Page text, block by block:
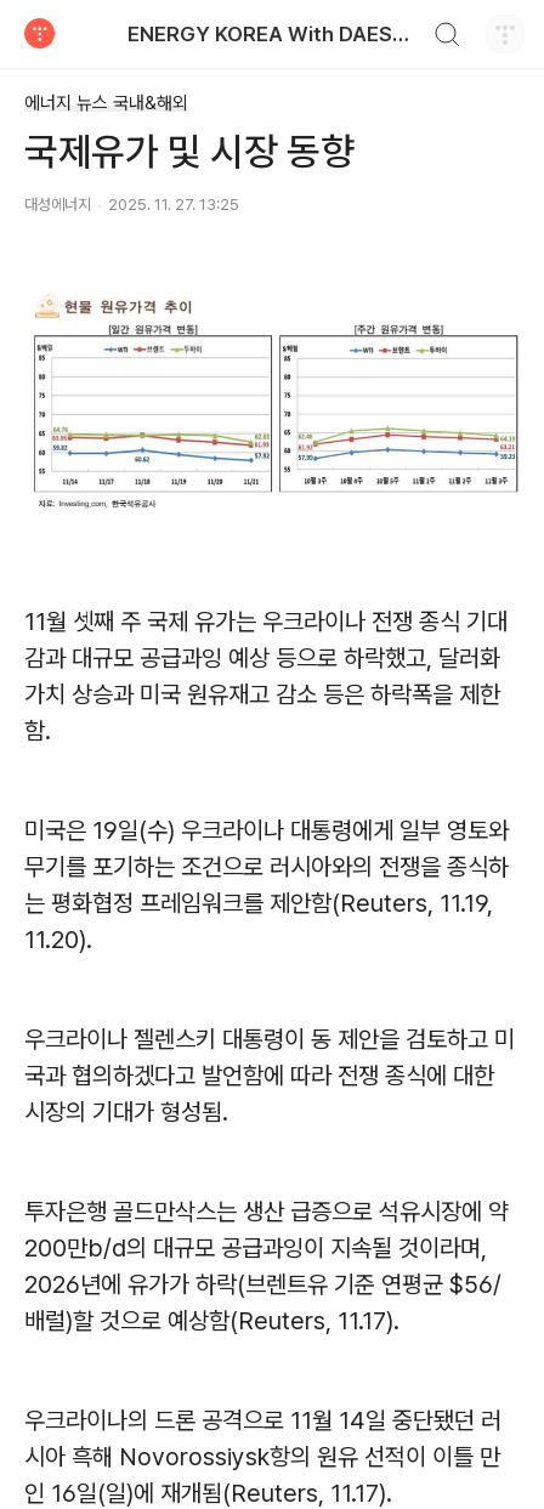
ENERGY KOREA With DAESUNG ENERGY
에너지 뉴스 국내&해외
국제유가 및 시장 동향
대성에너지 2025. 11. 27. 13:25
11월 셋째 주 국제 유가는 우크라이나 전쟁 종식 기대
감과 대규모 공급과잉 예상 등으로 하락했고, 달러화
가치 상승과 미국 원유재고 감소 등은 하락폭을 제한
함.
미국은 19일(수) 우크라이나 대통령에게 일부 영토와
무기를 포기하는 조건으로 러시아와의 전쟁을 종식하
는 평화협정 프레임워크를 제안함(Reuters, 11.19,
11.20).
우크라이나 젤렌스키 대통령이 동 제안을 검토하고 미
국과 협의하겠다고 발언함에 따라 전쟁 종식에 대한
시장의 기대가 형성됨.
투자은행 골드만삭스는 생산 급증으로 석유시장에 약
200만b/d의 대규모 공급과잉이 지속될 것이라며,
2026년에 유가가 하락(브렌트유 기준 연평균 $56/
배럴)할 것으로 예상함(Reuters, 11.17).
우크라이나의 드론 공격으로 11월 14일 중단됐던 러
시아 흑해 Novorossiysk항의 원유 선적이 이틀 만
인 16일(일)에 재개됨(Reuters, 11.17).